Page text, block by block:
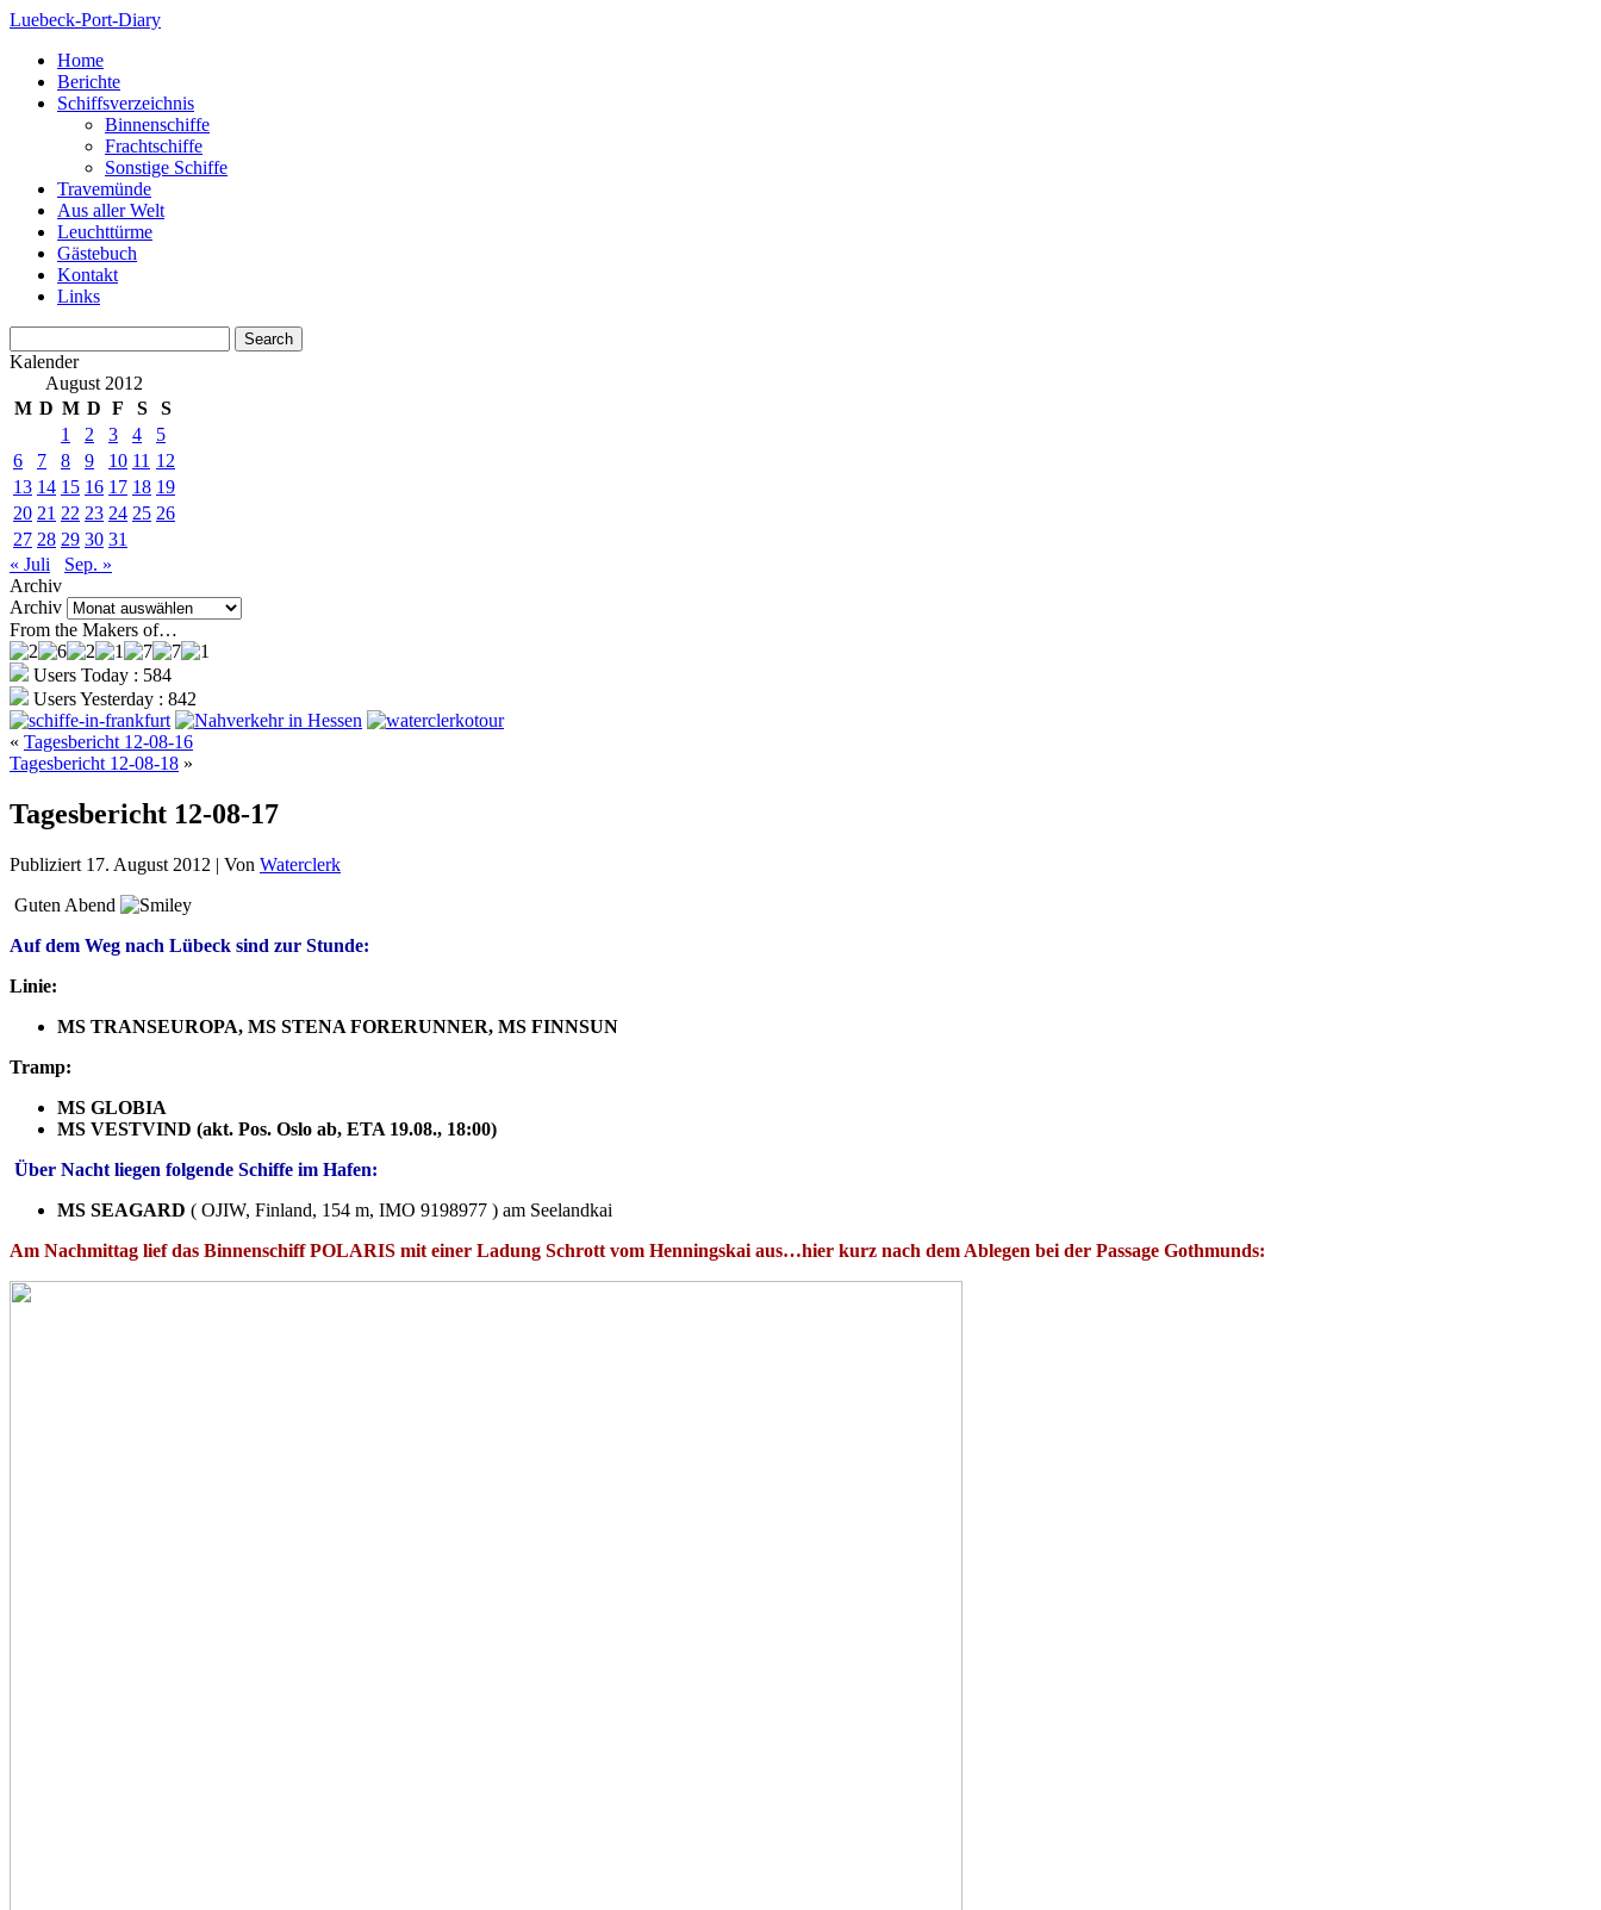
Luebeck-Port-Diary
Home
Berichte
Schiffsverzeichnis
Binnenschiffe
Frachtschiffe
Sonstige Schiffe
Travemünde
Aus aller Welt
Leuchttürme
Gästebuch
Kontakt
Links
Kalender
August 2012
M D M D F S
S
1
2 3 4
5
6
7 8 9 10 11 12
13 14 15 16 17 18 19
20 21 22 23 24 25 26
27 28 29 30 31
« Juli
Sep. »
Archiv
Archiv
From the Makers of…
Users Today : 584
Users Yesterday : 842
« Tagesbericht 12-08-16
Tagesbericht 12-08-18 »
Tagesbericht 12-08-17
Publiziert 17. August 2012 | Von Waterclerk
Guten Abend
Auf dem Weg nach Lübeck sind zur Stunde:
Linie:
MS TRANSEUROPA, MS STENA FORERUNNER, MS FINNSUN
Tramp:
MS GLOBIA
MS VESTVIND (akt. Pos. Oslo ab, ETA 19.08., 18:00)
Über Nacht liegen folgende Schiffe im Hafen:
MS SEAGARD ( OJIW, Finland, 154 m, IMO 9198977 ) am Seelandkai
Am Nachmittag lief das Binnenschiff POLARIS mit einer Ladung Schrott vom Henningskai aus…hier kurz nach dem Ablegen bei der Passage Gothmunds: